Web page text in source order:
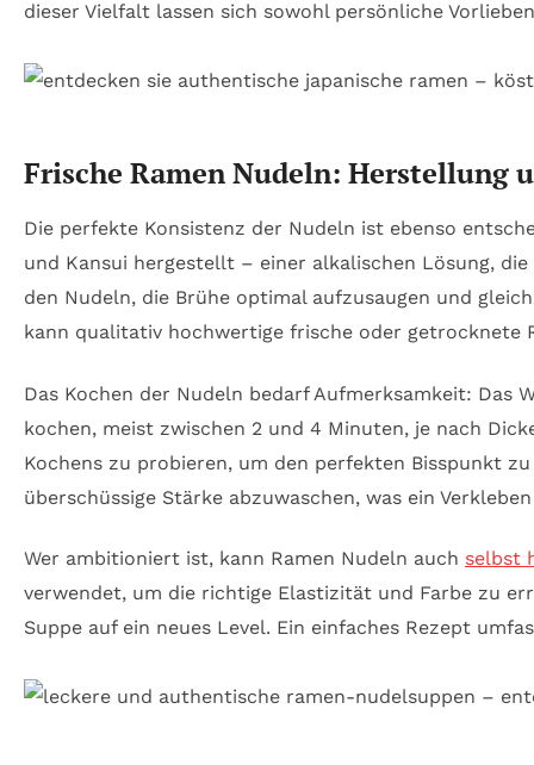
dieser Vielfalt lassen sich sowohl persönliche
Frische Ramen Nudeln: Herstellung
Die perfekte Konsistenz der Nudeln ist ebenso
und Kansui hergestellt – einer alkalischen Lösung,
den Nudeln, die Brühe optimal aufzusaugen und
kann qualitativ hochwertige frische oder getrocknete
Das Kochen der Nudeln bedarf Aufmerksamkeit: Das
kochen, meist zwischen 2 und 4 Minuten, je nach
Kochens zu probieren, um den perfekten Bisspunkt
überschüssige Stärke abzuwaschen, was ein
Wer ambitioniert ist, kann Ramen Nudeln auch selbst
verwendet, um die richtige Elastizität und Farbe zu
Suppe auf ein neues Level. Ein einfaches Rezept